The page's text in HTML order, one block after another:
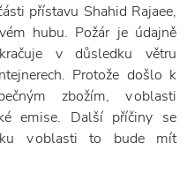
přístavu Shahid Rajaee,
hubu. Požár je údajně
v důsledku větru
Protože došlo k
zbožím, v oblasti
emise. Další příčiny se
v oblasti to bude mít